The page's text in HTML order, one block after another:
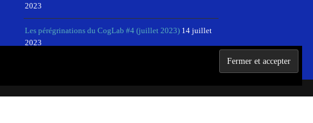
2023
Les pérégrinations du CogLab #4 (juillet 2023) 14 juillet
2023